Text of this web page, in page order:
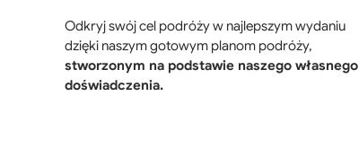
Odkryj swój cel podróży w najlepszym wydaniu
dzięki naszym gotowym planom podróży,
stworzonym na podstawie naszego własnego
doświadczenia.